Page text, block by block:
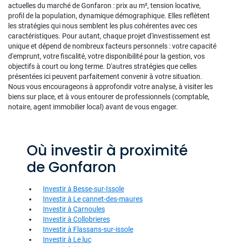
actuelles du marché de Gonfaron : prix au m², tension locative,
profil de la population, dynamique démographique. Elles reflètent
les stratégies qui nous semblent les plus cohérentes avec ces
caractéristiques. Pour autant, chaque projet d'investissement est
unique et dépend de nombreux facteurs personnels : votre capacité
d'emprunt, votre fiscalité, votre disponibilité pour la gestion, vos
objectifs à court ou long terme. D'autres stratégies que celles
présentées ici peuvent parfaitement convenir à votre situation.
Nous vous encourageons à approfondir votre analyse, à visiter les
biens sur place, et à vous entourer de professionnels (comptable,
notaire, agent immobilier local) avant de vous engager.
Où investir à proximité
de Gonfaron
Investir à Besse-sur-Issole
Investir à Le cannet-des-maures
Investir à Carnoules
Investir à Collobrieres
Investir à Flassans-sur-issole
Investir à Le luc